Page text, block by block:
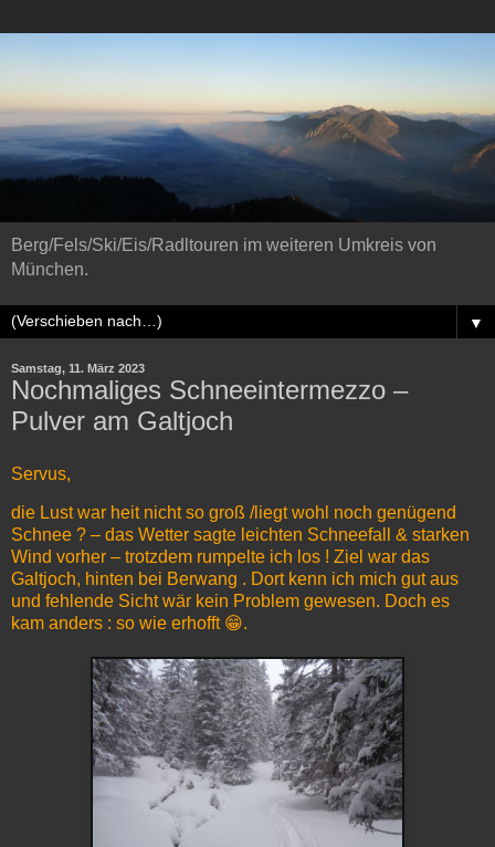
Berg/Fels/Ski/Eis/Radltouren im weiteren Umkreis von
München.
▼
Samstag, 11. März 2023
Nochmaliges Schneeintermezzo –
Pulver am Galtjoch
Servus,
die Lust war heit nicht so groß /liegt wohl noch genügend
Schnee ? – das Wetter sagte leichten Schneefall & starken
Wind vorher – trotzdem rumpelte ich los ! Ziel war das
Galtjoch, hinten bei Berwang . Dort kenn ich mich gut aus
und fehlende Sicht wär kein Problem gewesen. Doch es
kam anders : so wie erhofft 😁.